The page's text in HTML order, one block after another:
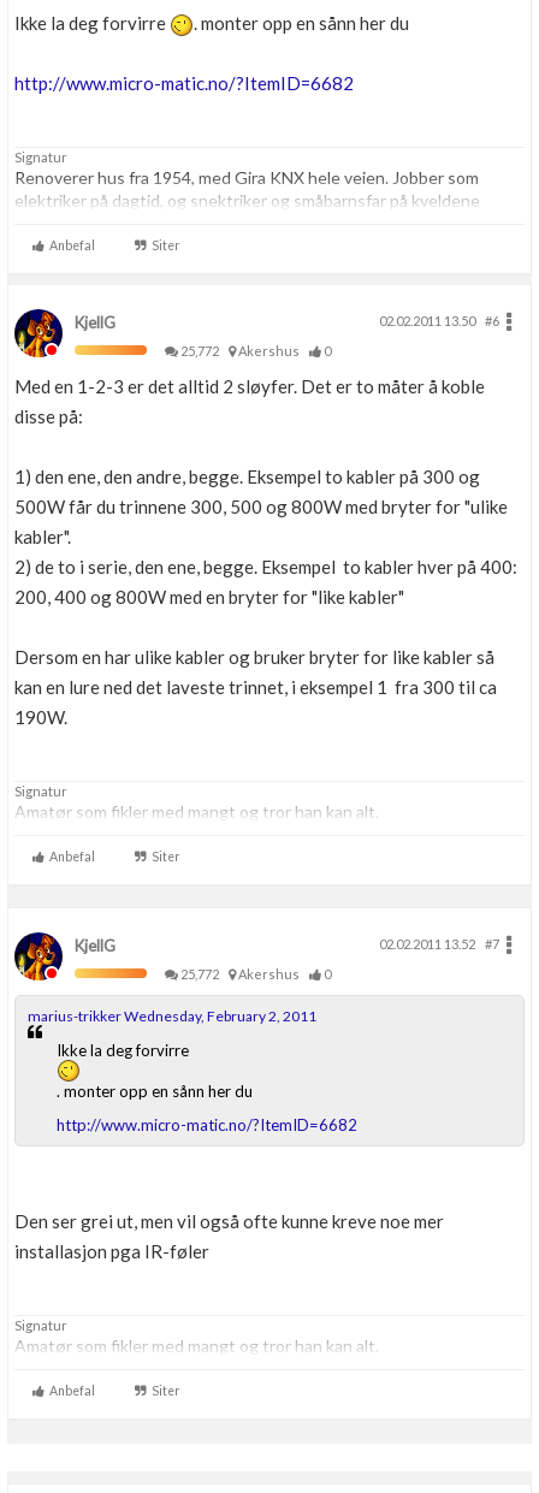
Ikke la deg forvirre . monter opp en sånn her du
http://www.micro-matic.no/?ItemID=6682
Signatur
Renoverer hus fra 1954, med Gira KNX hele veien. Jobber som
elektriker på dagtid, og snektriker og småbarnsfar på kveldene
Anbefal Siter
KjellG 02.02.2011 13.50
#6
25,772
Akershus 0
Med en 1-2-3 er det alltid 2 sløyfer. Det er to måter å koble
disse på:
1) den ene, den andre, begge. Eksempel to kabler på 300 og
500W får du trinnene 300, 500 og 800W med bryter for "ulike
kabler".
2) de to i serie, den ene, begge. Eksempel to kabler hver på 400:
200, 400 og 800W med en bryter for "like kabler"
Dersom en har ulike kabler og bruker bryter for like kabler så
kan en lure ned det laveste trinnet, i eksempel 1 fra 300 til ca
190W.
Signatur
Amatør som fikler med mangt og tror han kan alt.
Anbefal Siter
KjellG 02.02.2011 13.52
#7
25,772
Akershus 0
marius-trikker Wednesday, February 2, 2011
Ikke la deg forvirre
. monter opp en sånn her du
http://www.micro-matic.no/?ItemID=6682
Den ser grei ut, men vil også ofte kunne kreve noe mer
installasjon pga IR-føler
Signatur
Amatør som fikler med mangt og tror han kan alt.
Anbefal Siter